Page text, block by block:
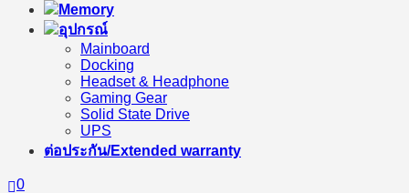
Memory
อุปกรณ์
Mainboard
Docking
Headset & Headphone
Gaming Gear
Solid State Drive
UPS
ต่อประกัน/Extended warranty
0